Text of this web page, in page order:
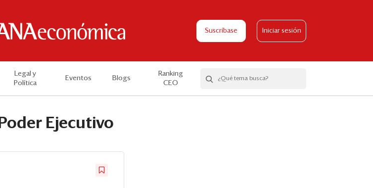
Suscríbase Iniciar sesión
Legal y
Política
Eventos Blogs
Ranking
CEO
Poder Ejecutivo